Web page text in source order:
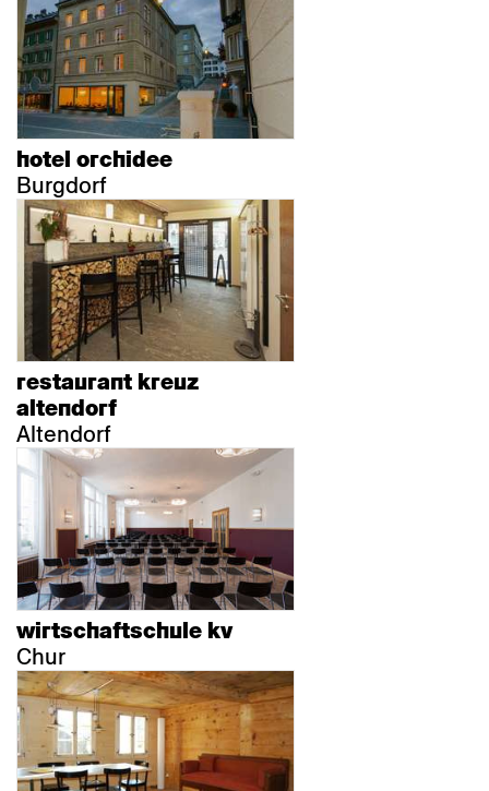
hotel orchidee
Burgdorf
restaurant kreuz
altendorf
Altendorf
wirtschaftschule kv
Chur